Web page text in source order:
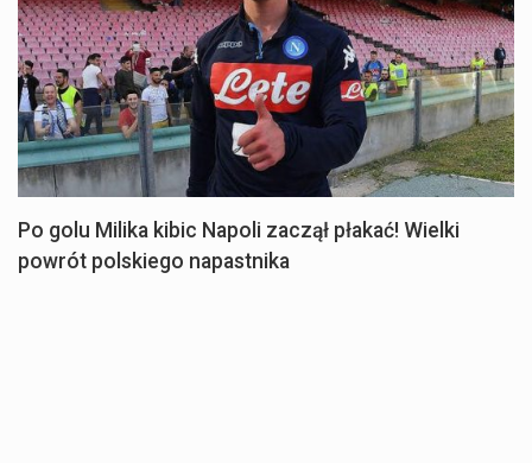
Po golu Milika kibic Napoli zaczął płakać! Wielki
powrót polskiego napastnika